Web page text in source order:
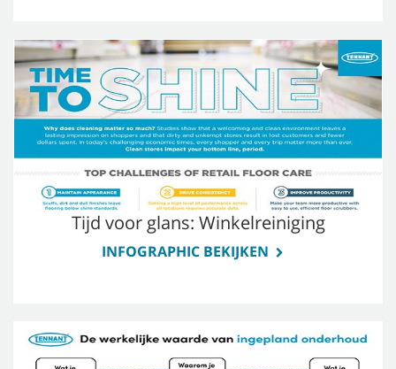
Tijd voor glans: Winkelreiniging
INFOGRAPHIC BEKIJKEN